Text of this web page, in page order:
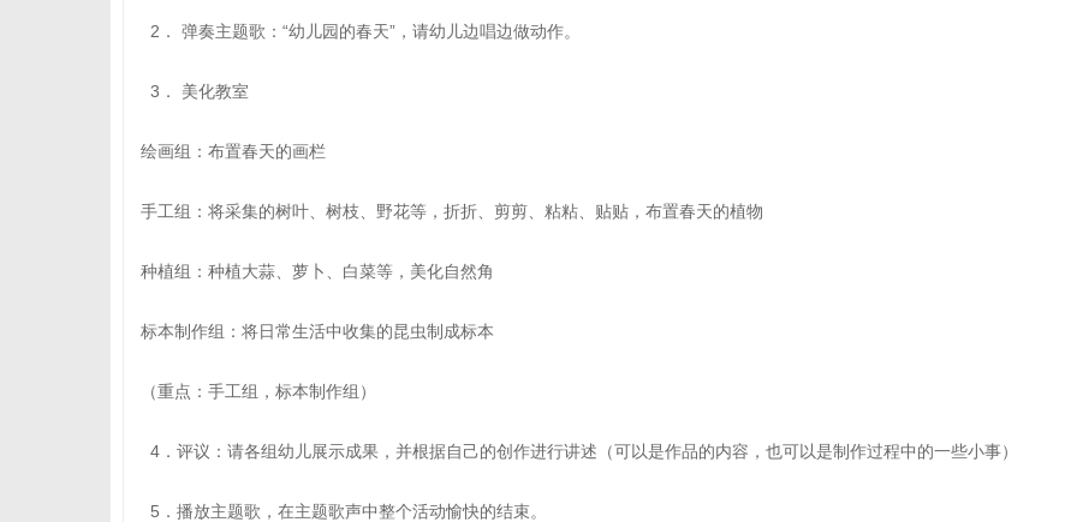
2． 弹奏主题歌：“幼儿园的春天”，请幼儿边唱边做动作。
3． 美化教室
绘画组：布置春天的画栏
手工组：将采集的树叶、树枝、野花等，折折、剪剪、粘粘、贴贴，布置春天的植物
种植组：种植大蒜、萝卜、白菜等，美化自然角
标本制作组：将日常生活中收集的昆虫制成标本
（重点：手工组，标本制作组）
4．评议：请各组幼儿展示成果，并根据自己的创作进行讲述（可以是作品的内容，也可以是制作过程中的一些小事）
5．播放主题歌，在主题歌声中整个活动愉快的结束。